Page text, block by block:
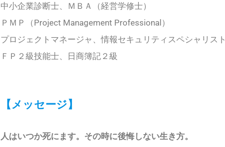
中小企業診断士、ＭＢＡ（経営学修士）
ＰＭＰ（Project Management Professional）
プロジェクトマネージャ、情報セキュリティスペシャリスト
ＦＰ２級技能士、日商簿記２級
【メッセージ】
人はいつか死にます。その時に後悔しない生き方。